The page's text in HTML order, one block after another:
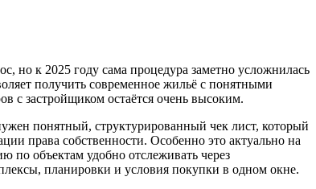
но к 2025 году сама процедура заметно усложнилась
получить современное жильё с понятными
с застройщиком остаётся очень высоким.
понятный, структурированный чек лист, который
права собственности. Особенно это актуально на
по объектам удобно отслеживать через
планировки и условия покупки в одном окне.